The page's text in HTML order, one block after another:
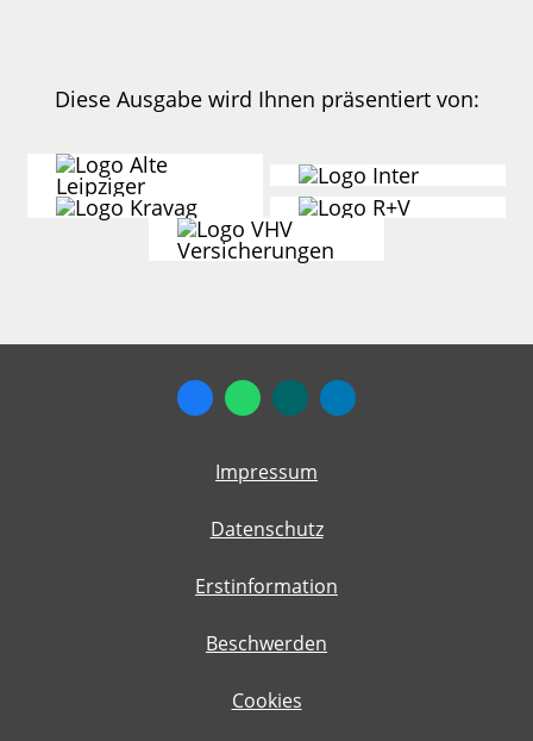
Diese Ausgabe wird Ihnen präsentiert von:
Impressum
Datenschutz
Erstinformation
Beschwerden
Cookies